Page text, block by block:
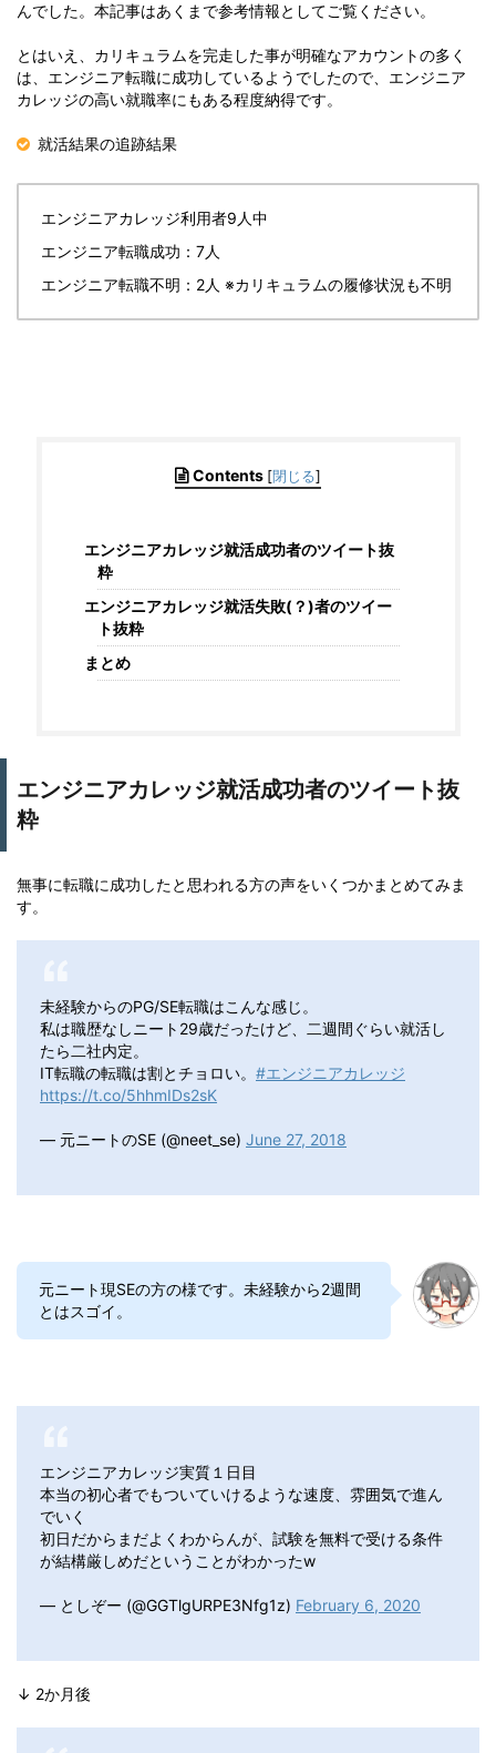
んでした。本記事はあくまで参考情報としてご覧ください。
とはいえ、カリキュラムを完走した事が明確なアカウントの多く
は、エンジニア転職に成功しているようでしたので、エンジニア
カレッジの高い就職率にもある程度納得です。
就活結果の追跡結果
エンジニアカレッジ利用者9人中
エンジニア転職成功：7人
エンジニア転職不明：2人 ※カリキュラムの履修状況も不明
Contents [閉じる]
エンジニアカレッジ就活成功者のツイート抜
粋
エンジニアカレッジ就活失敗(？)者のツイー
ト抜粋
まとめ
エンジニアカレッジ就活成功者のツイート抜
粋
無事に転職に成功したと思われる方の声をいくつかまとめてみま
す。
未経験からのPG/SE転職はこんな感じ。
私は職歴なしニート29歳だったけど、二週間ぐらい就活し
たら二社内定。
IT転職の転職は割とチョロい。 #エンジニアカレッジ
https://t.co/5hhmIDs2sK
— 元ニートのSE (@neet_se) June 27, 2018
元ニート現SEの方の様です。未経験から2週間
とはスゴイ。
エンジニアカレッジ実質１日目
本当の初心者でもついていけるような速度、雰囲気で進ん
でいく
初日だからまだよくわからんが、試験を無料で受ける条件
が結構厳しめだということがわかったw
— としぞー (@GGTlgURPE3Nfg1z) February 6, 2020
↓ 2か月後